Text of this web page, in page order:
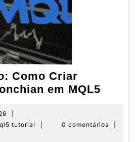
Como Criar
em MQL5
Criar
de
tutorial
0 comentários